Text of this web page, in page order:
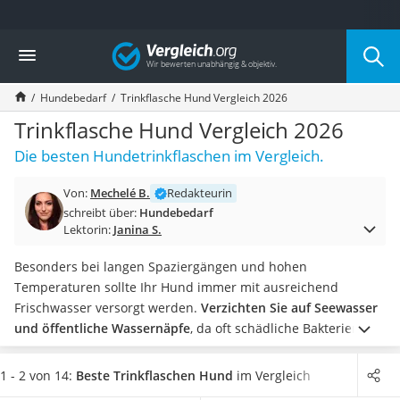
Die beliebtesten Vergleiche nach Kategorie
Drogerie
Inhalator
Haarschneider
Rollator
Braun Rasierer
Katzenklappe (Chip)
Masturbator
Massagepistole
Reisehaartrockner
Eiweißpulver
Magnesiumpräparat
Katzenklappe
Nackenmassagegerät
Zeckenschutz Katze
Vergleich
Hundebedarf Trinkflasche Hund Vergleich 2026
Trinkflasche Hund Vergleich 2026
Die besten Hundetrinkflaschen im Vergleich.
Von: Mechelé B.
Redakteurin
schreibt über: Hundebedarf
Lektorin: Janina S.
Besonders bei langen Spaziergängen und hohen
Temperaturen sollte Ihr Hund immer mit ausreichend
Frischwasser versorgt werden. Verzichten Sie auf Seewasser
und öffentliche Wassernäpfe, da oft schädliche Bakterien im
Wasser enthalten sind. Besser ist es, eine eigene
Hundetrinkflasche mitzuführen. Die Modelle in unserem
1 - 2 von 14: Beste Trinkflaschen Hund im Vergleich